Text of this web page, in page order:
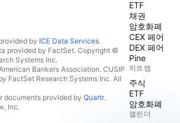
by ICE Data Services.
provided by FactSet. Copyright ©
Systems Inc.
Bankers Association. CUSIP
FactSet Research Systems Inc. All
documents provided by Quartr.
Inc.
ETF
채권
암호화폐
CEX 페어
DEX 페어
Pine
히트맵
주식
ETF
암호화폐
캘린더